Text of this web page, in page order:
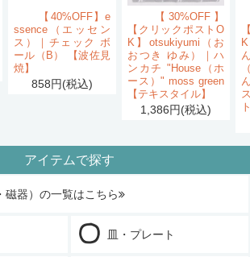
【40%OFF】e
ssence（エッセン
ス）｜チェック ボ
ール（B） 【波佐見
焼】
858円(税込)
【30%OFF】
【クリックポストO
K】otsukiyumi（お
おつき ゆみ）｜ハ
ンカチ "House（ホ
ース）" moss green
【テキスタイル】
1,386円(税込)
アイテムで探す
磁器）の一覧はこちら
皿・プレート